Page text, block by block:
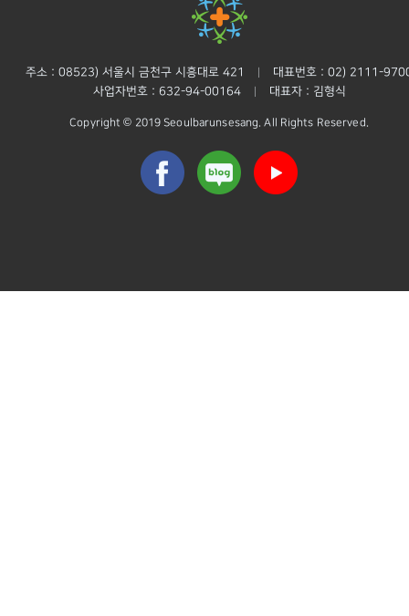
주소 : 08523) 서울시 금천구 시흥대로 421
대표번호 : 02) 2111-
사업자번호 : 632-94-00164
대표자 : 김형식
Copyright © 2019 Seoulbarunsesang. All Rights Reserved.